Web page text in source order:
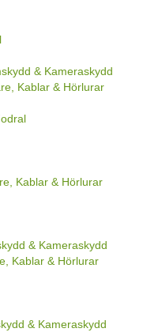
& Kameraskydd
Kablar & Hörlurar
Kablar & Hörlurar
& Kameraskydd
Kablar & Hörlurar
& Kameraskydd